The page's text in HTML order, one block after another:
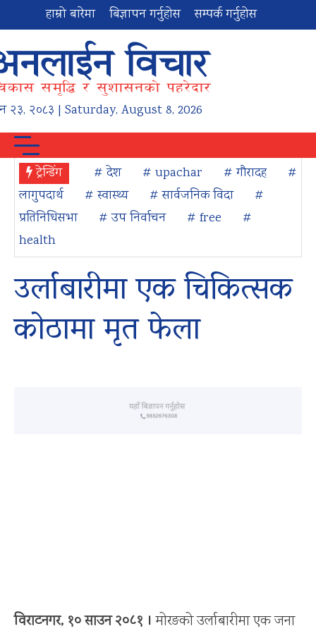
हाम्रो बारेमा बिज्ञापन गर्नुहोस सम्पर्क गर्नुहोस
२३, २०८३ | Saturday, August 8, 2026
ट्रेन्डिंग # देश # upachar # गौरादह
#
लागुपदार्थ
# स्वास्थ्य # सार्वजनिक विदा
#
प्रतिनिधिसभा
# उप निर्वाचन # free
#
health
उर्लाबारीमा एक चिकित्सक
कोठामा मृत फेला
विराटनगर, १० साउन २०८१ । मोरङको उर्लाबारीमा एक जना